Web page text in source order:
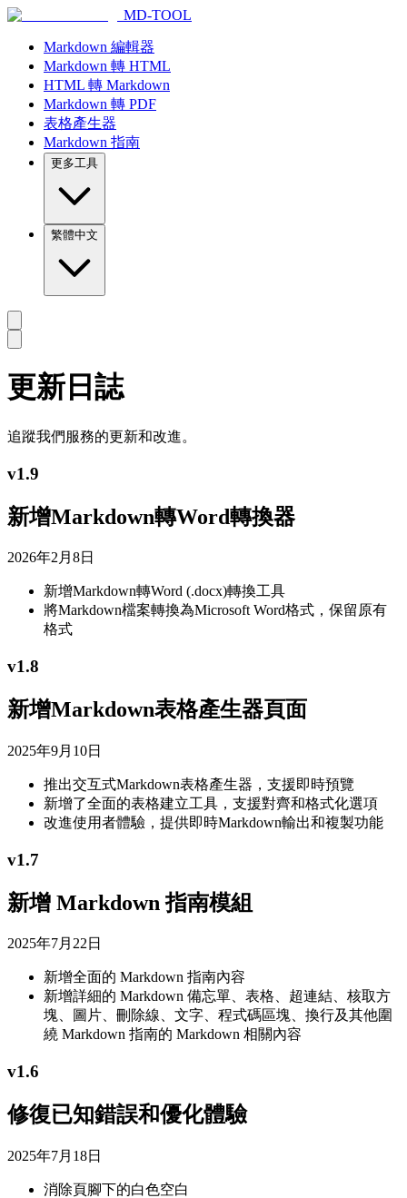
MD-TOOL
Markdown 編輯器
Markdown 轉 HTML
HTML 轉 Markdown
Markdown 轉 PDF
表格產生器
Markdown 指南
更多工具
繁體中文
更新日誌
追蹤我們服務的更新和改進。
v1.9
新增Markdown轉Word轉換器
2026年2月8日
新增Markdown轉Word (.docx)轉換工具
將Markdown檔案轉換為Microsoft Word格式，保留原有
格式
v1.8
新增Markdown表格產生器頁面
2025年9月10日
推出交互式Markdown表格產生器，支援即時預覽
新增了全面的表格建立工具，支援對齊和格式化選項
改進使用者體驗，提供即時Markdown輸出和複製功能
v1.7
新增 Markdown 指南模組
2025年7月22日
新增全面的 Markdown 指南內容
新增詳細的 Markdown 備忘單、表格、超連結、核取方
塊、圖片、刪除線、文字、程式碼區塊、換行及其他圍
繞 Markdown 指南的 Markdown 相關內容
v1.6
修復已知錯誤和優化體驗
2025年7月18日
消除頁腳下的白色空白